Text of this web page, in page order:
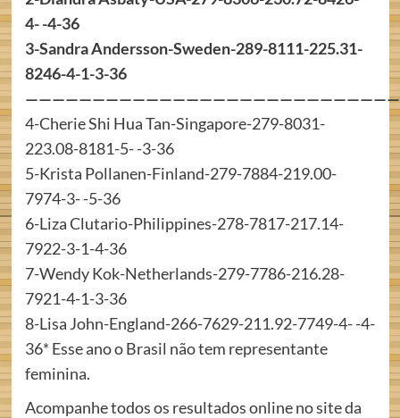
4- -4-36
3-Sandra Andersson-Sweden-289-8111-225.31-
8246-4-1-3-36
————————————————————————————
4-Cherie Shi Hua Tan-Singapore-279-8031-
223.08-8181-5- -3-36
5-Krista Pollanen-Finland-279-7884-219.00-
7974-3- -5-36
6-Liza Clutario-Philippines-278-7817-217.14-
7922-3-1-4-36
7-Wendy Kok-Netherlands-279-7786-216.28-
7921-4-1-3-36
8-Lisa John-England-266-7629-211.92-7749-4- -4-
36* Esse ano o Brasil não tem representante
feminina.
Acompanhe todos os resultados online no site da